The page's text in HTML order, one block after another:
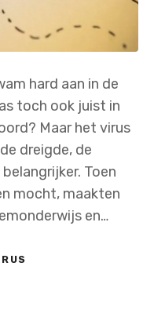
hard aan in de
toch ook juist in
Maar het virus
dreigde, de
Toen
mocht, maakten
en…